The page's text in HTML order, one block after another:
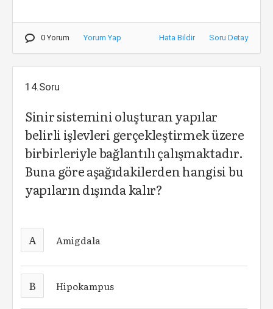
0 Yorum Yorum Yap Hata Bildir Soru Detay
14.Soru
Sinir sistemini oluşturan yapılar
belirli işlevleri gerçekleştirmek üzere
birbirleriyle bağlantılı çalışmaktadır.
Buna göre aşağıdakilerden hangisi bu
yapıların dışında kalır?
A Amigdala
B Hipokampus